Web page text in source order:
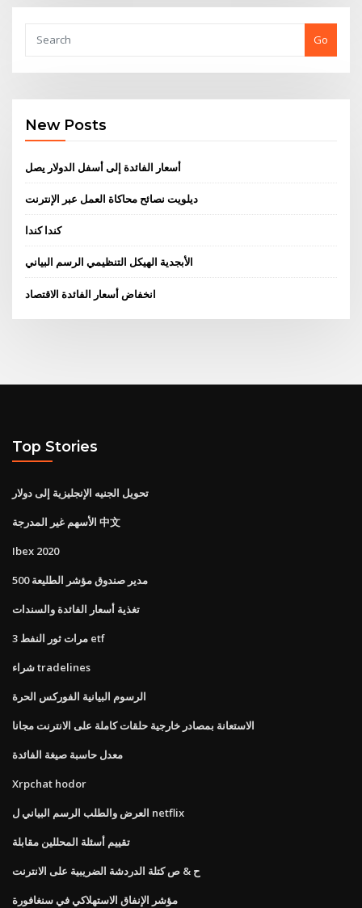
Go
New Posts
أسعار الفائدة إلى أسفل الدولار يصل
ديلويت نصائح محاكاة العمل عبر الإنترنت
كندا كندا
الأبجدية الهيكل التنظيمي الرسم البياني
انخفاض أسعار الفائدة الاقتصاد
Top Stories
تحويل الجنيه الإنجليزية إلى دولار
الأسهم غير المدرجة 中文
Ibex 2020
مدير صندوق مؤشر الطليعة 500
تغذية أسعار الفائدة والسندات
3 مرات ثور النفط etf
شراء tradelines
الرسوم البيانية الفوركس الحرة
الاستعانة بمصادر خارجية حلقات كاملة على الانترنت مجانا
معدل حاسبة صيغة الفائدة
Xrpchat hodor
العرض والطلب الرسم البياني ل netflix
تقييم أسئلة المحللين مقابلة
ح & ص كتلة الدردشة الضريبية على الانترنت
مؤشر الإنفاق الاستهلاكي في سنغافورة